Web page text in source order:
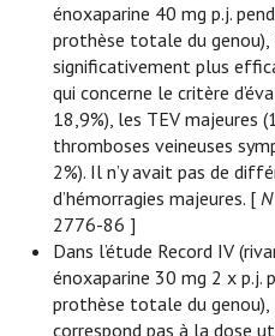
énoxaparine 40 mg p.j.
prothèse totale du
significativement plus
qui concerne le critère
18,9%), les TEV majeures
thromboses veineuses
2%). Il n’y avait pas de
d’hémorragies majeures. [
2776-86 ]
Dans l’étude Record IV
énoxaparine 30 mg 2 x p.j.
prothèse totale du genou),
correspond pas à la dose